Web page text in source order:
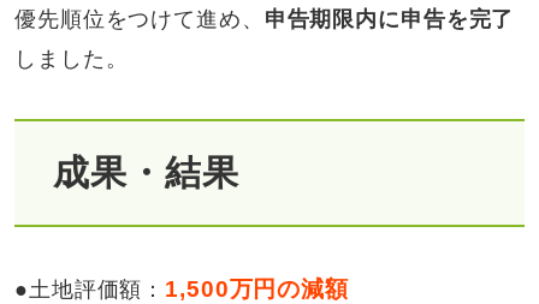
優先順位をつけて進め、 申告期限内に申告を完了
しました。
成果・結果
●土地評価額： 1,500万円の減額